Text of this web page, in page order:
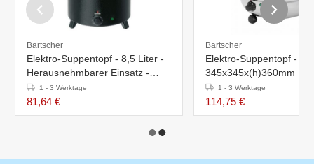
Bartscher
Elektro-Suppentopf - 8,5 Liter -
Herausnehmbarer Einsatz -
Ø295x(h)385mm
1 - 3 Werktage
81,64 €
Bartscher
Elektro-Suppentopf - 9
345x345x(h)360mm
1 - 3 Werktage
114,75 €